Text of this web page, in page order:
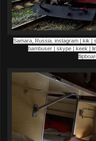
Samara, Russia. instagram | kik |
bambuser | skype | keek |